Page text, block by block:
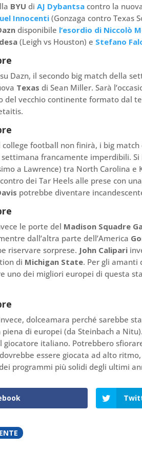
BYU diAJ Dybantsa contro la
Innocenti(Gonzaga contro Texas
disponibile l’esordio di Niccolò
(Leigh vs Houston) e Stefano
Dazn, il secondo big match della
Texas di Sean Miller. Sarà
del vecchio continente formato dal
college football non finirà, i big
francamente imperdibili.
a Lawrence) tra North Carolina e
dei Tar Heels alle prese con
potrebbe diventare
le porte del Madison Squadre
dall’altra parte dell’America
riservare sorprese. John Calipari
di Michigan State. Per gli amanti
uno dei migliori europei di questa
dolceamara perché sarebbe
piena di europei (da Steinbach a
giocatore italiano. Potrebbero
essere giocata ad alto
programmi più solidi degli ultimi